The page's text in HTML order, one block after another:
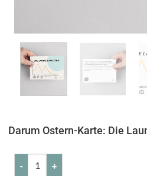
Darum Ostern-Karte: Die